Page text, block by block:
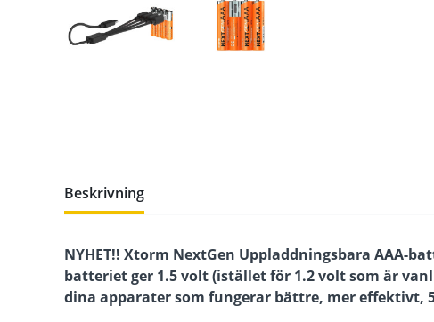
Beskrivning
NYHET!! Xtorm NextGen Uppladdningsbara AAA-
batteriet ger 1.5 volt (istället för 1.2 volt som är
dina apparater som fungerar bättre, mer effektivt,